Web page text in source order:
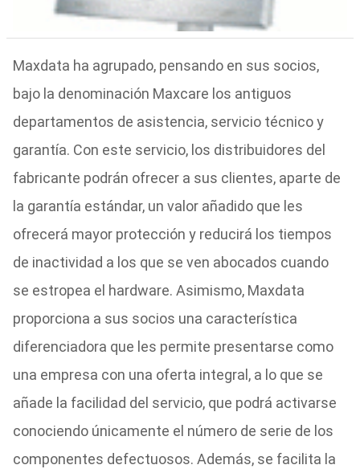
Maxdata ha agrupado, pensando en sus socios,
bajo la denominación Maxcare los antiguos
departamentos de asistencia, servicio técnico y
garantía. Con este servicio, los distribuidores del
fabricante podrán ofrecer a sus clientes, aparte de
la garantía estándar, un valor añadido que les
ofrecerá mayor protección y reducirá los tiempos
de inactividad a los que se ven abocados cuando
se estropea el hardware. Asimismo, Maxdata
proporciona a sus socios una característica
diferenciadora que les permite presentarse como
una empresa con una oferta integral, a lo que se
añade la facilidad del servicio, que podrá activarse
conociendo únicamente el número de serie de los
componentes defectuosos. Además, se facilita la